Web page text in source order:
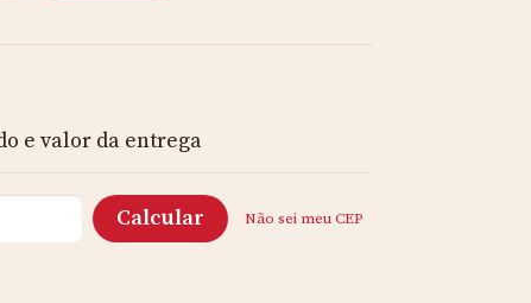
e valor da entrega
Não sei meu CEP